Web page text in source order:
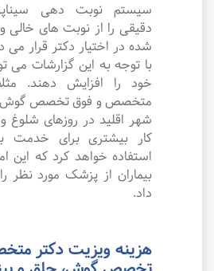
سیستم نوبت دهی
دقیقی را از نوبت های خالی
شده در اختیار دکتر قرار
با توجه به این گزارشات می
خود را افزایش دهند.
متخصص و فوق تخصص گوش،
شهر اقلید در روزهای شلوغ و
کار بیشتری برای خدمت
استفاده خواهد کرد که این
بیماران از پزشک مورد نظر
داد.
هزینه ویزیت دکتر